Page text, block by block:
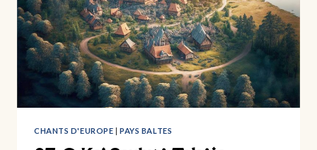
CHANTS D'EUROPE |PAYS BALTES